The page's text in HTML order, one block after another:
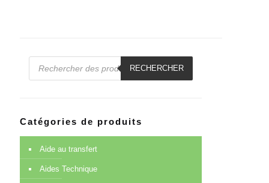
Recherche
RECHERCHER
Catégories de produits
Aide au transfert
Aides Technique